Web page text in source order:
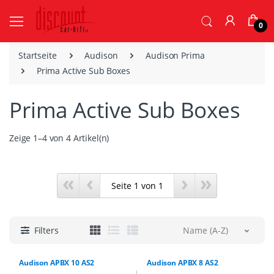
0
Startseite Audison
Audison Prima
Prima Active Sub Boxes
Prima Active Sub Boxes
Zeige 1–4 von 4 Artikel(n)
« ‹ › »
Filters Name (A-Z)
Audison APBX 10 AS2 Audison APBX 8 AS2